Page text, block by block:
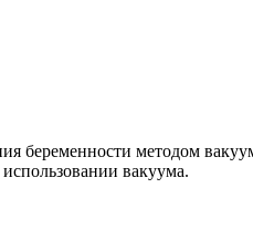
беременности методом
вакуума.